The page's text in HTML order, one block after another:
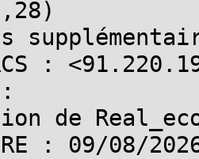
:
de
: 09/08/